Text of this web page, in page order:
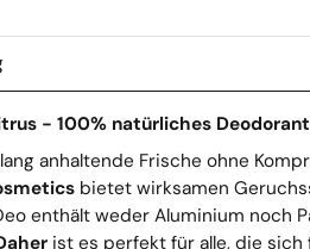
- 100% natürliches
anhaltende Frische ohne
bietet wirksamen
enthält weder Aluminium noch
ist es perfekt für alle, die